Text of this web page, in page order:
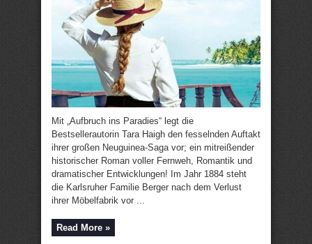
Mit „Aufbruch ins Paradies“ legt die
Bestsellerautorin Tara Haigh den fesselnden Auftakt
ihrer großen Neuguinea-Saga vor; ein mitreißender
historischer Roman voller Fernweh, Romantik und
dramatischer Entwicklungen! Im Jahr 1884 steht
die Karlsruher Familie Berger nach dem Verlust
ihrer Möbelfabrik vor ...
Read More »